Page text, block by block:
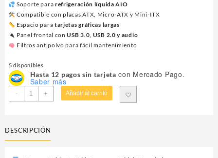
Soporte para refrigeración líquida AIO
Compatible con placas ATX, Micro-ATX y Mini-ITX
Espacio para tarjetas gráficas largas
Panel frontal conUSB 3.0, USB 2.0 y audio
Filtros antipolvo para fácil mantenimiento
5 disponibles
Hasta 12 pagos sin tarjeta con Mercado Pago.
Saber más
-
GAB
COUGAR
BLACK
cantidad
+ Añadir al carrito
DESCRIPCIÓN